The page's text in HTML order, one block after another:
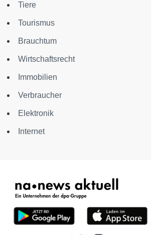
Tiere
Tourismus
Brauchtum
Wirtschaftsrecht
Immobilien
Verbraucher
Elektronik
Internet